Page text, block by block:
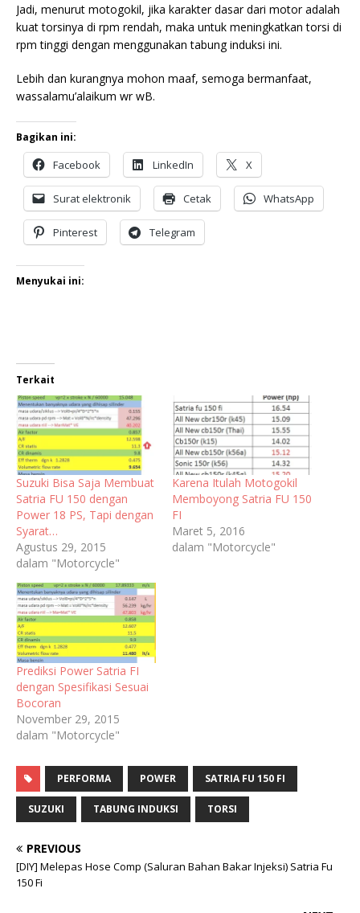
Jadi, menurut motogokil, jika karakter dasar dari motor adalah
kuat torsinya di rpm rendah, maka untuk meningkatkan torsi di
rpm tinggi dengan menggunakan tabung induksi ini.
Lebih dan kurangnya mohon maaf, semoga bermanfaat,
wassalamu’alaikum wr wB.
Bagikan ini:
Facebook LinkedIn X
Surat elektronik Cetak WhatsApp
Pinterest Telegram
Menyukai ini:
Terkait
Suzuki Bisa Saja Membuat
Satria FU 150 dengan
Power 18 PS, Tapi dengan
Syarat…
Agustus 29, 2015
dalam "Motorcycle"
Karena Itulah Motogokil
Memboyong Satria FU 150
FI
Maret 5, 2016
dalam "Motorcycle"
Prediksi Power Satria FI
dengan Spesifikasi Sesuai
Bocoran
November 29, 2015
dalam "Motorcycle"
PERFORMA POWER SATRIA FU 150 FI
SUZUKI TABUNG INDUKSI TORSI
PREVIOUS
[DIY] Melepas Hose Comp (Saluran Bahan Bakar Injeksi) Satria Fu
150 Fi